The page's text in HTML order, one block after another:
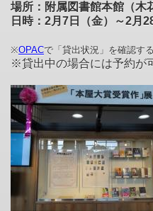
場所：附属図書館本館（木
日時：2月7日（金）～2月
※OPACで「貸出状況」を確認す
※貸出中の場合には予約が